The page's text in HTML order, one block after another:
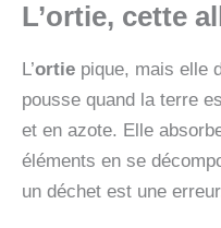
L’ortie, cette
L’ortie pique, mais elle
pousse quand la terre
et en azote. Elle
éléments en se
un déchet est une